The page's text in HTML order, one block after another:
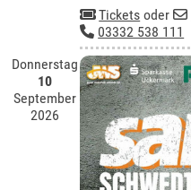
Tickets oder
03332 538 111
Donnerstag
10
September
2026